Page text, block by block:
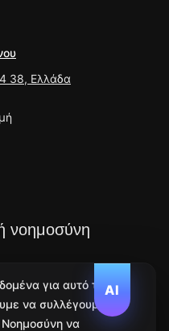
38, Ελλάδα
νοημοσύνη
AI
για αυτό το
να συλλέγουμε
να